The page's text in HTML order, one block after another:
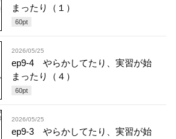
まったり（１）
60pt
2026/05/25
ep9-4 やらかしてたり、実習が始
まったり（４）
60pt
2026/05/25
ep9-3 やらかしてたり、実習が始